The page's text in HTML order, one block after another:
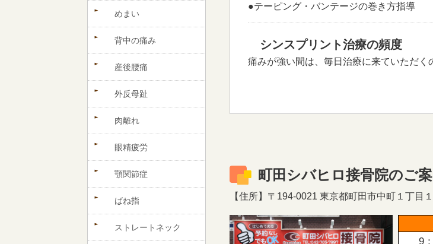
●テーピング・バンテージの巻き方指導
シンスプリント治療の頻度
痛みが強い間は、毎日治療に来ていただく
町田シバヒロ接骨院のご
【住所】〒194-0021 東京都町田市中町１丁目
9
めまい
背中の痛み
産後腰痛
外反母趾
肉離れ
眼精疲労
顎関節症
ばね指
ストレートネック